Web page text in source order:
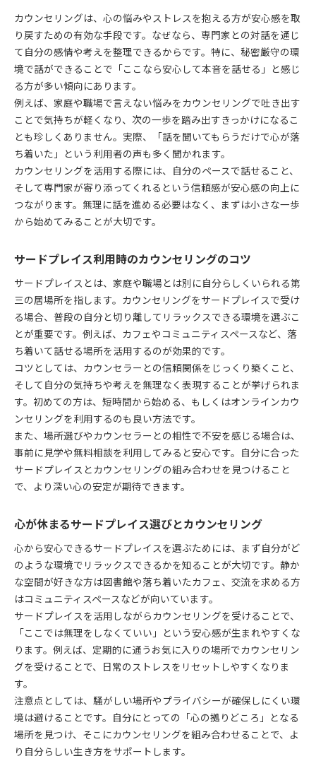
カウンセリングは、心の悩みやストレスを抱える方が安心感を取
り戻すための有効な手段です。なぜなら、専門家との対話を通じ
て自分の感情や考えを整理できるからです。特に、秘密厳守の環
境で話ができることで「ここなら安心して本音を話せる」と感じ
る方が多い傾向にあります。
例えば、家庭や職場で言えない悩みをカウンセリングで吐き出す
ことで気持ちが軽くなり、次の一歩を踏み出すきっかけになるこ
とも珍しくありません。実際、「話を聞いてもらうだけで心が落
ち着いた」という利用者の声も多く聞かれます。
カウンセリングを活用する際には、自分のペースで話せること、
そして専門家が寄り添ってくれるという信頼感が安心感の向上に
つながります。無理に話を進める必要はなく、まずは小さな一歩
から始めてみることが大切です。
サードプレイス利用時のカウンセリングのコツ
サードプレイスとは、家庭や職場とは別に自分らしくいられる第
三の居場所を指します。カウンセリングをサードプレイスで受け
る場合、普段の自分と切り離してリラックスできる環境を選ぶこ
とが重要です。例えば、カフェやコミュニティスペースなど、落
ち着いて話せる場所を活用するのが効果的です。
コツとしては、カウンセラーとの信頼関係をじっくり築くこと、
そして自分の気持ちや考えを無理なく表現することが挙げられま
す。初めての方は、短時間から始める、もしくはオンラインカウ
ンセリングを利用するのも良い方法です。
また、場所選びやカウンセラーとの相性で不安を感じる場合は、
事前に見学や無料相談を利用してみると安心です。自分に合った
サードプレイスとカウンセリングの組み合わせを見つけること
で、より深い心の安定が期待できます。
心が休まるサードプレイス選びとカウンセリング
心から安心できるサードプレイスを選ぶためには、まず自分がど
のような環境でリラックスできるかを知ることが大切です。静か
な空間が好きな方は図書館や落ち着いたカフェ、交流を求める方
はコミュニティスペースなどが向いています。
サードプレイスを活用しながらカウンセリングを受けることで、
「ここでは無理をしなくていい」という安心感が生まれやすくな
ります。例えば、定期的に通うお気に入りの場所でカウンセリン
グを受けることで、日常のストレスをリセットしやすくなりま
す。
注意点としては、騒がしい場所やプライバシーが確保しにくい環
境は避けることです。自分にとっての「心の拠りどころ」となる
場所を見つけ、そこにカウンセリングを組み合わせることで、よ
り自分らしい生き方をサポートします。